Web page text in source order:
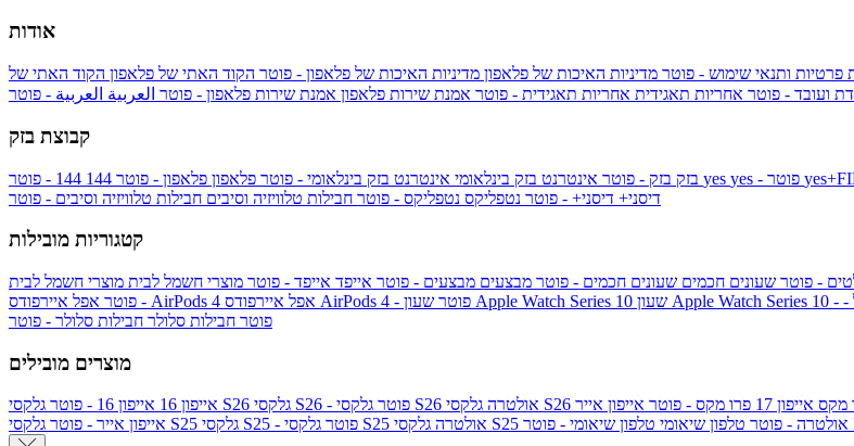
אודות
פרטיות ותנאי שימוש - פוטר מדיניות האיכות של פלאפון מדיניות האיכות של פלאפון - פוטר הקוד האתי של פלאפון הקוד האתי של
ועובד - פוטר אחריות תאגידית אחריות תאגידית - פוטר אמנת שירות פלאפון אמנת שירות פלאפון - פוטר العربية العربية - פוטר
קבוצת בזק
בזק בזק - פוטר אינטרנט בזק בינלאומי אינטרנט בזק בינלאומי - פוטר פלאפון פלאפון - פוטר 144 yes
דיסני+ דיסני+ - פוטר נטפליקס נטפליקס - פוטר חבילות טלוויזיה וסיבים חבילות טלוויזיה וסיבים - פוטר
קטגוריות מובילות
- פוטר שעונים חכמים שעונים חכמים - פוטר מבצעים מבצעים - פוטר אייפד אייפד - פוטר מוצרי חשמל לבית מוצרי חשמל לבית
- פוטר אפל איירפודס AirPods 4 אפל איירפודס AirPods 4 - פוטר שעון Apple Watch Series 10
-
פוטר חבילות סלולר חבילות סלולר - פוטר
מוצרים מובילים
אייפון 16 אייפון 16 - פוטר גלקסי S26 גלקסי S26 - פוטר גלקסי S26 אולטרה אייפון 17 פרו מקס - פוטר
אייפון אייר
אייפון אייר - פוטר גלקסי S25 גלקסי S25 - פוטר גלקסי S25 אולטרה גלקסי S25 אולטרה - פוטר טלפון שיאומי